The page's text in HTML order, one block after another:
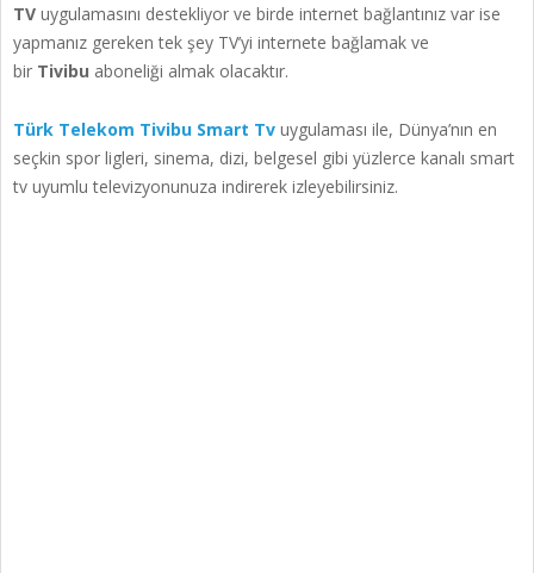
TV uygulamasını destekliyor ve birde internet bağlantınız var ise
yapmanız gereken tek şey TV’yi internete bağlamak ve
bir Tivibu aboneliği almak olacaktır.
Türk Telekom Tivibu Smart Tv uygulaması ile, Dünya’nın en
seçkin spor ligleri, sinema, dizi, belgesel gibi yüzlerce kanalı smart
tv uyumlu televizyonunuza indirerek izleyebilirsiniz.